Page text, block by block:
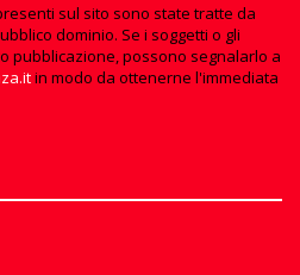
sul sito sono state tratte da
dominio. Se i soggetti o gli
pubblicazione, possono segnalarlo a
in modo da ottenerne l'immediata